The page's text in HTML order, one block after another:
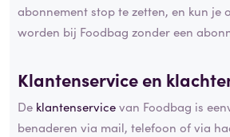
abonnement stop te zetten, en kun je
worden bij Foodbag zonder een
Klantenservice en
De klantenservicevan Foodbag is
benaderen via mail, telefoon of via